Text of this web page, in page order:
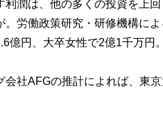
潤は、他の多くの投資を上
。労働政策研究・研修機構に
億円、大卒女性で2億1千万円。
社AFGの推計によれば、東